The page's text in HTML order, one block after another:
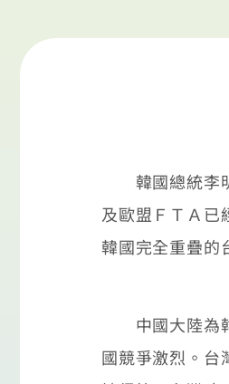
韓國總統李明
及歐盟ＦＴＡ已
韓國完全重疊的
中國大陸為韓
國競爭激烈。台